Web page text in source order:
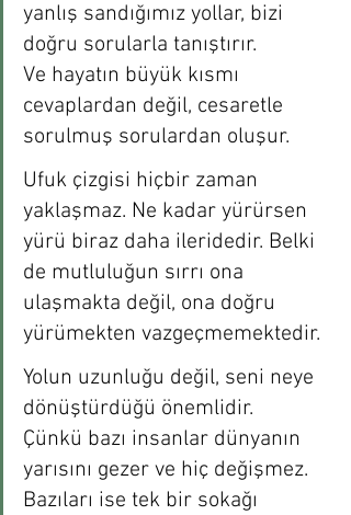
yanlış sandığımız yollar, bizi
doğru sorularla tanıştırır.
Ve hayatın büyük kısmı
cevaplardan değil, cesaretle
sorulmuş sorulardan oluşur.
Ufuk çizgisi hiçbir zaman
yaklaşmaz. Ne kadar yürürsen
yürü biraz daha ileridedir. Belki
de mutluluğun sırrı ona
ulaşmakta değil, ona doğru
yürümekten vazgeçmemektedir.
Yolun uzunluğu değil, seni neye
dönüştürdüğü önemlidir.
Çünkü bazı insanlar dünyanın
yarısını gezer ve hiç değişmez.
Bazıları ise tek bir sokağı